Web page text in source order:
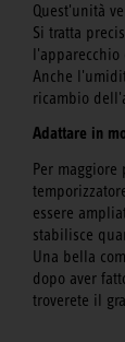
Quest'unità
Si tratta
Anche
ricambio
Adattare in
Per
essere
stabilisce
Una bella
dopo aver
troverete il